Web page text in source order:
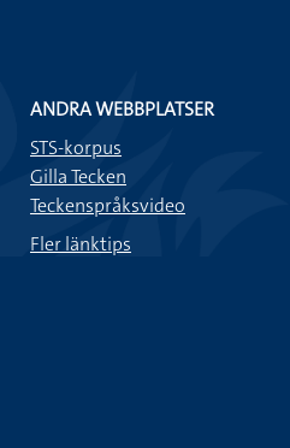
ANDRA WEBBPLATSER
STS-korpus
Gilla Tecken
Teckenspråksvideo
Fler länktips